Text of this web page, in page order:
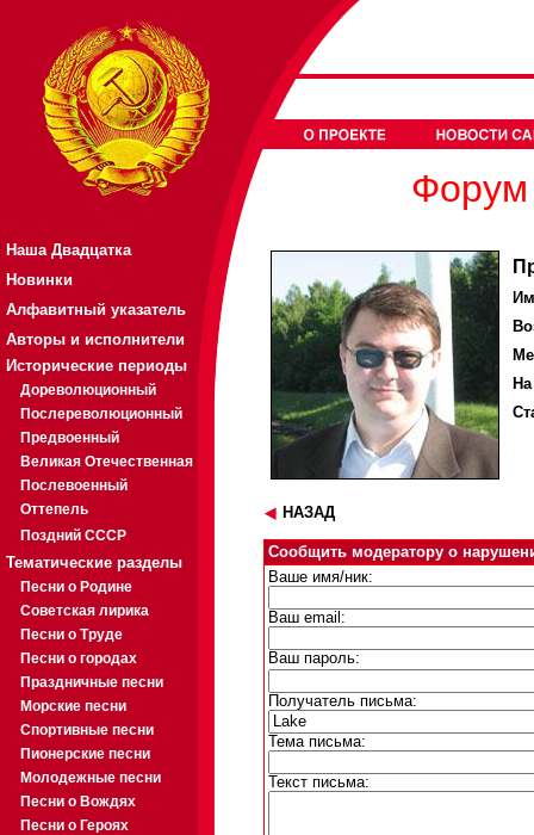
Наша Двадцатка
Новинки
Алфавитный указатель
Авторы и исполнители
Исторические периоды
Дореволюционный
Послереволюционный
Предвоенный
Великая Отечественная
Послевоенный
Оттепель
Поздний СССР
Тематические разделы
Песни о Родине
Советская лирика
Песни о Труде
Песни о городах
Праздничные песни
Морские песни
Спортивные песни
Пионерские песни
Молодежные песни
Песни о Вождях
Песни о Героях
Форум
НАЗАД
Сообщить модератору о
Ваше имя/ник:
Ваш email:
Ваш пароль:
Получатель письма:
Тема письма:
Текст письма: